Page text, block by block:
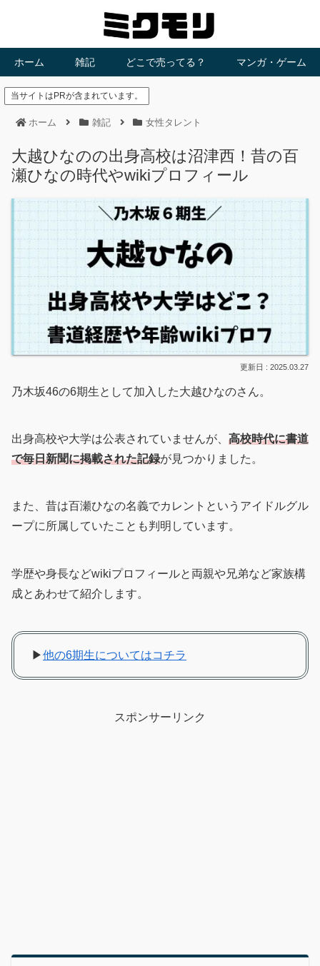
ホーム 雑記 どこで売ってる？ マンガ・ゲーム
当サイトはPRが含まれています。
ホーム 雑記 女性タレント
大越ひなのの出身高校は沼津西！昔の百
瀬ひなの時代やwikiプロフィール
2025.03.27
乃木坂46の6期生として加入した大越ひなのさん。
出身高校や大学は公表されていませんが、 高校時代に書道
で毎日新聞に掲載された記録が見つかりました。
また、昔は百瀬ひなの名義でカレントというアイドルグル
ープに所属していたことも判明しています。
学歴や身長などwikiプロフィールと両親や兄弟など家族構
成とあわせて紹介します。
▶他の6期生についてはコチラ
スポンサーリンク